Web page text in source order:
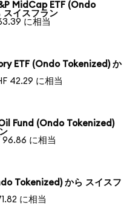
MidCap ETF (Ondo
スイスフラン
に相当
ETF (Ondo Tokenized) か
42.29 に相当
Fund (Ondo Tokenized)
96.86 に相当
Tokenized) から スイスフ
に相当